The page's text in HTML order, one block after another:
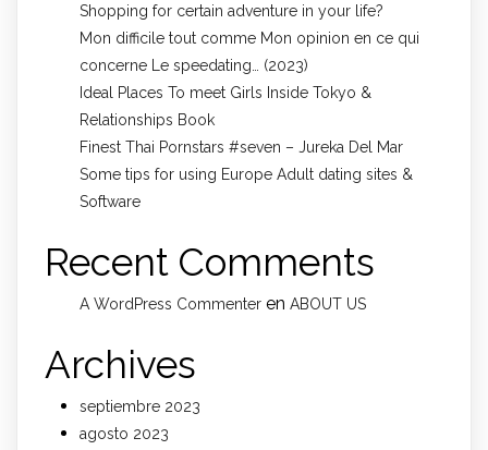
Shopping for certain adventure in your life?
Mon difficile tout comme Mon opinion en ce qui
concerne Le speedating… (2023)
Ideal Places To meet Girls Inside Tokyo &
Relationships Book
Finest Thai Pornstars #seven – Jureka Del Mar
Some tips for using Europe Adult dating sites &
Software
Recent Comments
A WordPress Commenter en ABOUT US
Archives
septiembre 2023
agosto 2023